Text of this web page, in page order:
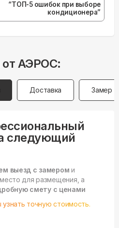
“ТОП-5 ошибок при выборе
кондиционера”
от АЭРОС:
Доставка Замер
следующий
выезд с замером и
для размещения, а
смету с ценами
точную стоимость.